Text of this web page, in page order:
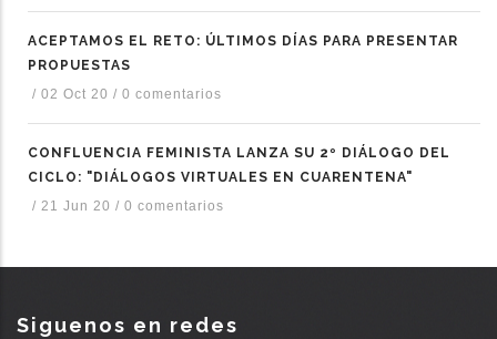
ACEPTAMOS EL RETO: ÚLTIMOS DÍAS PARA PRESENTAR
PROPUESTAS
/ 02 Oct 20 / 0 comentarios
CONFLUENCIA FEMINISTA LANZA SU 2º DIÁLOGO DEL
CICLO: "DIÁLOGOS VIRTUALES EN CUARENTENA"
/ 21 Jun 20 / 0 comentarios
Siguenos en redes